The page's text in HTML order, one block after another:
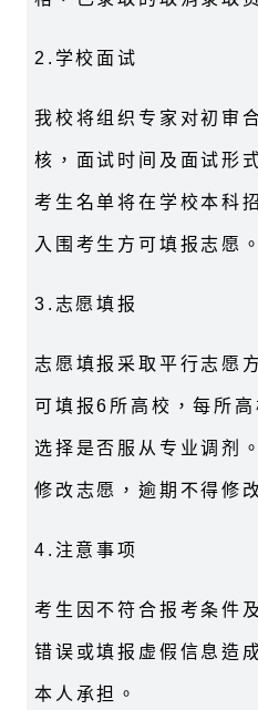
2.学校面试
我校将组织专家对初审
核，面试时间及面试形
考生名单将在学校本科
入围考生方可填报志愿。
3.志愿填报
志愿填报采取平行志愿
可填报6所高校，每所
选择是否服从专业调剂
修改志愿，逾期不得修
4.注意事项
考生因不符合报考条件
错误或填报虚假信息造
本人承担。